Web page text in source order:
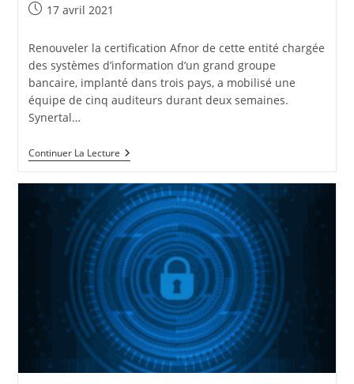
Publication
17 avril 2021
Renouveler la certification Afnor de cette entité chargée
des systèmes d’information d’un grand groupe
bancaire, implanté dans trois pays, a mobilisé une
équipe de cinq auditeurs durant deux semaines.
Synertal…
Continuer La Lecture2021-
04-
:
Audit
De
Certification
Iso
9001,
Iso
20000-
1,
Iso
27001,
Iso
14001
–
Pour